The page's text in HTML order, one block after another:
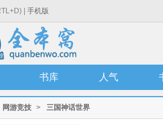
| 手机版
书库 人气
网游竞技 > 三国神话世界